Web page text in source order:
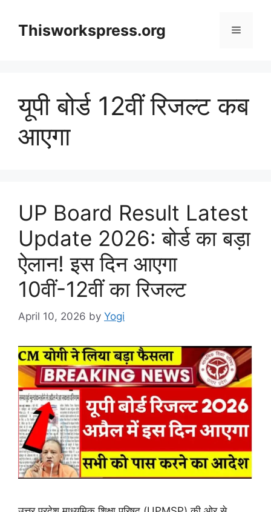
contentThisworkspress.org Menu
यूपी बोर्ड 12वीं रिजल्ट कब
आएगा
UP Board Result Latest
Update 2026: बोर्ड का बड़ा
ऐलान! इस दिन आएगा
10वीं-12वीं का रिजल्ट
April 10, 2026 by Yogi